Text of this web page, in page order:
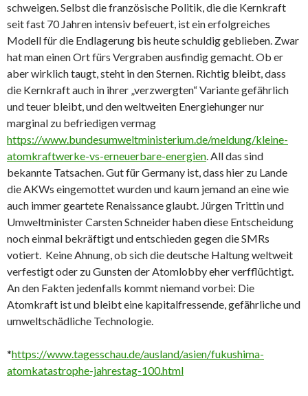
schweigen. Selbst die französische Politik, die die Kernkraft
seit fast 70 Jahren intensiv befeuert, ist ein erfolgreiches
Modell für die Endlagerung bis heute schuldig geblieben. Zwar
hat man einen Ort fürs Vergraben ausfindig gemacht. Ob er
aber wirklich taugt, steht in den Sternen. Richtig bleibt, dass
die Kernkraft auch in ihrer „verzwergten“ Variante gefährlich
und teuer bleibt, und den weltweiten Energiehunger nur
marginal zu befriedigen vermag
https://www.bundesumweltministerium.de/meldung/kleine-
atomkraftwerke-vs-erneuerbare-energien. All das sind
bekannte Tatsachen. Gut für Germany ist, dass hier zu Lande
die AKWs eingemottet wurden und kaum jemand an eine wie
auch immer geartete Renaissance glaubt. Jürgen Trittin und
Umweltminister Carsten Schneider haben diese Entscheidung
noch einmal bekräftigt und entschieden gegen die SMRs
votiert. Keine Ahnung, ob sich die deutsche Haltung weltweit
verfestigt oder zu Gunsten der Atomlobby eher verfflüchtigt.
An den Fakten jedenfalls kommt niemand vorbei: Die
Atomkraft ist und bleibt eine kapitalfressende, gefährliche und
umweltschädliche Technologie.
*https://www.tagesschau.de/ausland/asien/fukushima-
atomkatastrophe-jahrestag-100.html